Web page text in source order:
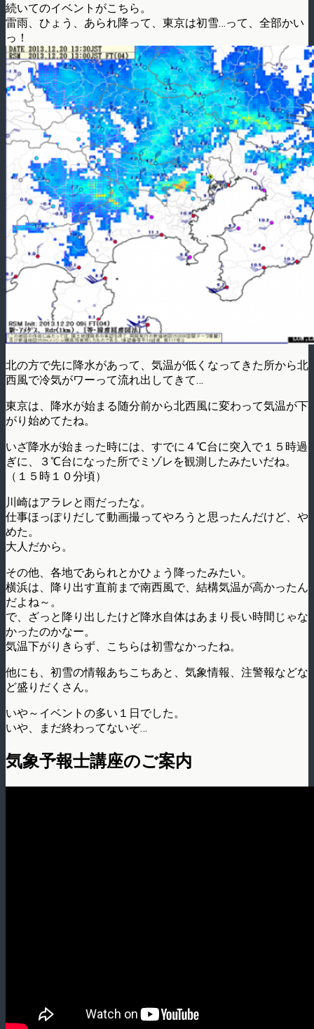
続いてのイベントがこちら。
雷雨、ひょう、あられ降って、東京は初雪…って、全部かい
っ！
北の方で先に降水があって、気温が低くなってきた所から北
西風で冷気がワーって流れ出してきて…
東京は、降水が始まる随分前から北西風に変わって気温が下
がり始めてたね。
いざ降水が始まった時には、すでに４℃台に突入で１５時過
ぎに、３℃台になった所でミゾレを観測したみたいだね。
（１５時１０分頃）
川崎はアラレと雨だったな。
仕事ほっぽりだして動画撮ってやろうと思ったんだけど、や
めた。
大人だから。
その他、各地であられとかひょう降ったみたい。
横浜は、降り出す直前まで南西風で、結構気温が高かったん
だよね～。
で、ざっと降り出したけど降水自体はあまり長い時間じゃな
かったのかなー。
気温下がりきらず、こちらは初雪なかったね。
他にも、初雪の情報あちこちあと、気象情報、注警報などな
ど盛りだくさん。
いや～イベントの多い１日でした。
いや、まだ終わってないぞ…
気象予報士講座のご案内